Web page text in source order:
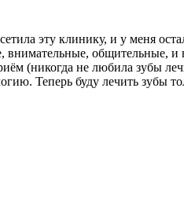
эту клинику, и у меня
внимательные, общительные,
(никогда не любила зубы
Теперь буду лечить зубы